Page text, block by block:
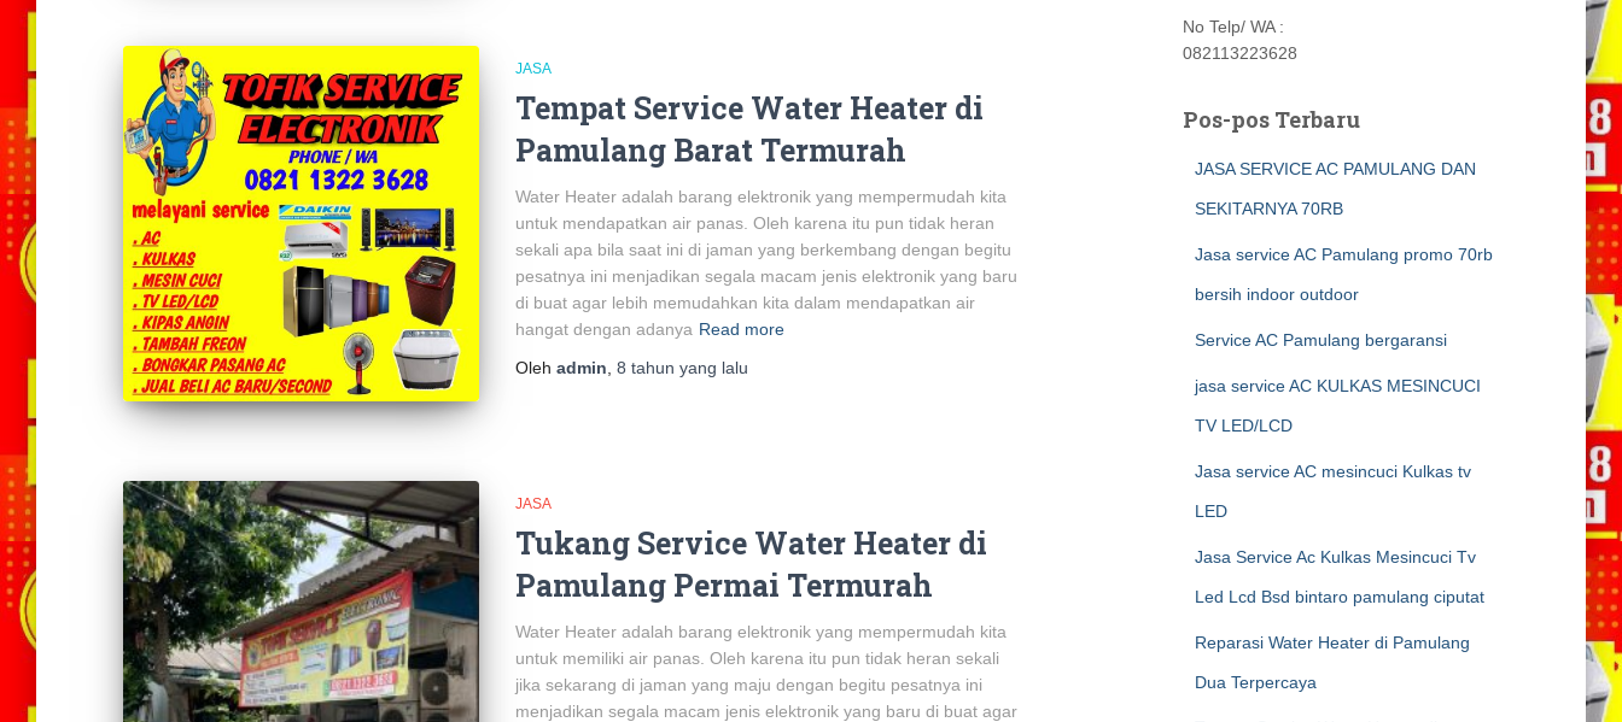
JASA
Tempat Service Water Heater di
Pamulang Barat Termurah
Water Heater adalah barang elektronik yang mempermudah kita
untuk mendapatkan air panas. Oleh karena itu pun tidak heran
sekali apa bila saat ini di jaman yang berkembang dengan begitu
pesatnya ini menjadikan segala macam jenis elektronik yang baru
di buat agar lebih memudahkan kita dalam mendapatkan air
hangat dengan adanya Read more
Oleh admin 8 tahun yang lalu
JASA
Tukang Service Water Heater di
Pamulang Permai Termurah
Water Heater adalah barang elektronik yang mempermudah kita
untuk memiliki air panas. Oleh karena itu pun tidak heran sekali
jika sekarang di jaman yang maju dengan begitu pesatnya ini
menjadikan segala macam jenis elektronik yang baru di buat agar
No Telp/ WA :
082113223628
Pos-pos Terbaru
JASA SERVICE AC PAMULANG DAN
SEKITARNYA 70RB
Jasa service AC Pamulang promo 70rb
bersih indoor outdoor
Service AC Pamulang bergaransi
jasa service AC KULKAS MESINCUCI
TV LED/LCD
Jasa service AC mesincuci Kulkas tv
LED
Jasa Service Ac Kulkas Mesincuci Tv
Led Lcd Bsd bintaro pamulang ciputat
Reparasi Water Heater di Pamulang
Dua Terpercaya